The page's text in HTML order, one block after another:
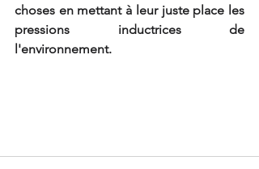
choses en mettant à leur juste place les
pressions inductrices de
l'environnement.